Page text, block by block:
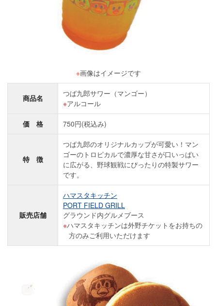
※画像はイメージです
商品名
つば九郎サワー（マンゴー）
アルコール
価 格 750円(税込み)
特 徴
つば九郎のオリジナルカップが可愛い！マン
ゴーのトロピカルで濃厚な甘さが口いっぱい
に広がる、野球観戦にぴったりの特製サワー
です。
販売店舗
ハマスタキッチン
PORT FIELD GRILL
グラウンド内グルメブース
ハマスタキッチンは外野チケットをお持ちの
方のみご利用いただけます